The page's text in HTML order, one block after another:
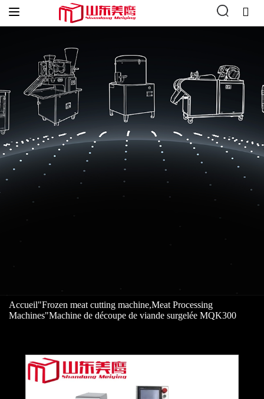
Accueil"Frozen meat cutting machine,Meat Processing
Machines"Machine de découpe de viande surgelée MQK300